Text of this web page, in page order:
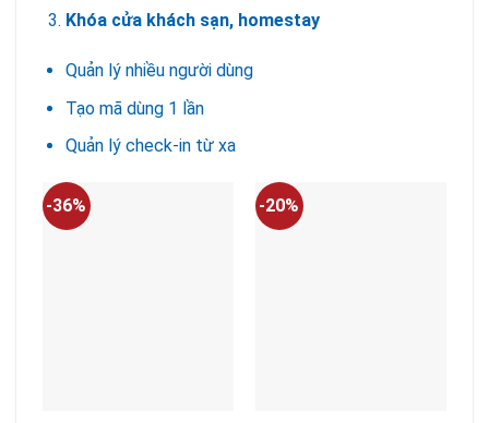
2.250.000VND.
Khóa cửa khách sạn, homestay
Quản lý nhiều người dùng
Tạo mã dùng 1 lần
Quản lý check-in từ xa
-36% -20%